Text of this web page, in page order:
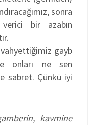
sonra
bir azabın
gayb
onları ne sen
sabret. Çünkü iyi
kavmine